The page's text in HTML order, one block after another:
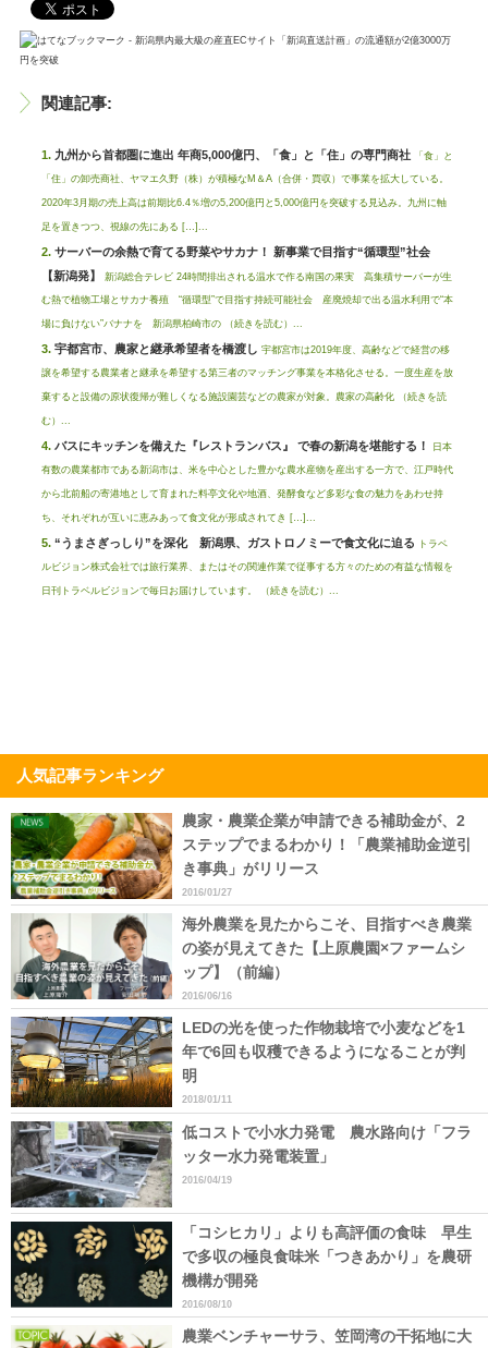
関連記事:
九州から首都圏に進出 年商5,000億円、「食」と「住」の専門商社 「食」と
「住」の卸売商社、ヤマエ久野（株）が積極なM＆A（合併・買収）で事業を拡大している。
2020年3月期の売上高は前期比6.4％増の5,200億円と5,000億円を突破する見込み。九州に軸
足を置きつつ、視線の先にある […]...
サーバーの余熱で育てる野菜やサカナ！ 新事業で目指す“循環型”社会
【新潟発】 新潟総合テレビ 24時間排出される温水で作る南国の果実 高集積サーバーが生
む熱で植物工場とサカナ養殖 “循環型”で目指す持続可能社会 産廃焼却で出る温水利用で“本
場に負けない”バナナを 新潟県柏崎市の （続きを読む）...
宇都宮市、農家と継承希望者を橋渡し 宇都宮市は2019年度、高齢などで経営の移
譲を希望する農業者と継承を希望する第三者のマッチング事業を本格化させる。一度生産を放
棄すると設備の原状復帰が難しくなる施設園芸などの農家が対象。農家の高齢化 （続きを読
む）...
バスにキッチンを備えた『レストランバス』 で春の新潟を堪能する！
日本
有数の農業都市である新潟市は、米を中心とした豊かな農水産物を産出する一方で、江戸時代
から北前船の寄港地として育まれた料亭文化や地酒、発酵食など多彩な食の魅力をあわせ持
ち、それぞれが互いに恵みあって食文化が形成されてき […]...
“うまさぎっしり”を深化 新潟県、ガストロノミーで食文化に迫る
トラベ
ルビジョン株式会社では旅行業界、またはその関連作業で従事する方々のための有益な情報を
日刊トラベルビジョンで毎日お届けしています。 （続きを読む）...
人気記事ランキング
農家・農業企業が申請できる補助金が、2
ステップでまるわかり！「農業補助金逆引
き事典」がリリース
2016/01/27
海外農業を見たからこそ、目指すべき農業
の姿が見えてきた【上原農園×ファームシ
ップ】（前編）
2016/06/16
LEDの光を使った作物栽培で小麦などを1
年で6回も収穫できるようになることが判
明
2018/01/11
低コストで小水力発電 農水路向け「フラ
ッター水力発電装置」
2016/04/19
「コシヒカリ」よりも高評価の食味 早生
で多収の極良食味米「つきあかり」を農研
機構が開発
2016/08/10
農業ベンチャーサラ、笠岡湾の干拓地に大